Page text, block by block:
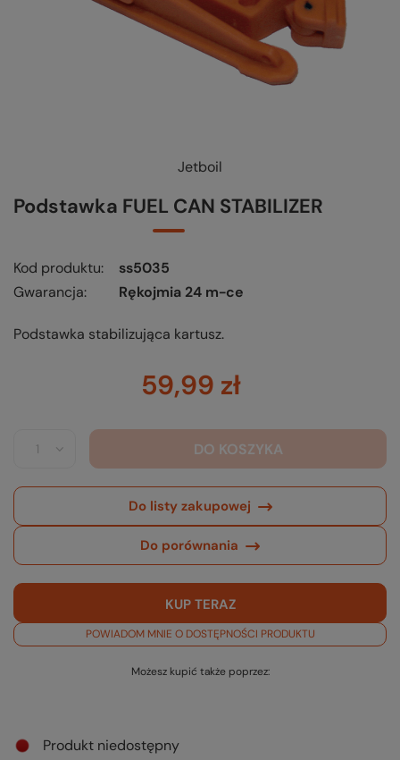
Jetboil
Podstawka FUEL CAN STABILIZER
Kod produktu
ss5035
Gwarancja
Rękojmia 24 m-ce
Podstawka stabilizująca kartusz.
59,99 zł
DO KOSZYKA
Do listy zakupowej
Do porównania
KUP TERAZ
POWIADOM MNIE O DOSTĘPNOŚCI PRODUKTU
Możesz kupić także poprzez:
Produkt niedostępny